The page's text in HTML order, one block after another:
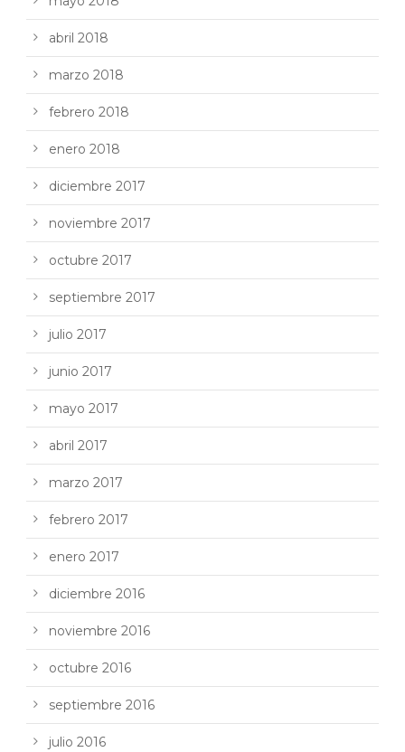
abril 2018
marzo 2018
febrero 2018
enero 2018
diciembre 2017
noviembre 2017
octubre 2017
septiembre 2017
julio 2017
junio 2017
mayo 2017
abril 2017
marzo 2017
febrero 2017
enero 2017
diciembre 2016
noviembre 2016
octubre 2016
septiembre 2016
julio 2016